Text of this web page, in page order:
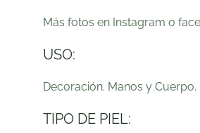
Más fotos en Instagram o
USO:
Decoración. Manos y Cuerpo.
TIPO DE PIEL: